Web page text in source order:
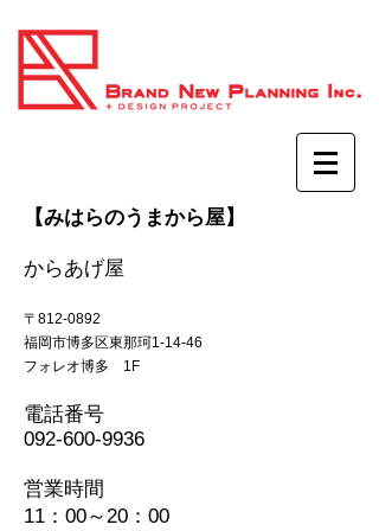
【みはらのうまから屋】
からあげ屋
〒812-0892
福岡市博多区東那珂1-14-46
フォレオ博多 1F
​電話番号
092-600-9936
営業時間
11：00～20：00